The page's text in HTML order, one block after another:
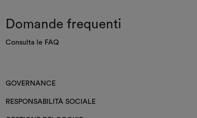
Domande frequenti
Consulta le FAQ
GOVERNANCE
RESPONSABILITÀ SOCIALE